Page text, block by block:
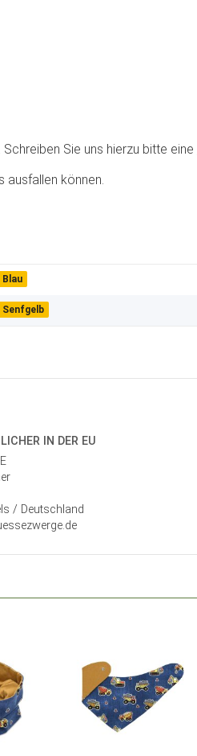
Sie uns hierzu bitte eine
können.
Blau
Senfgelb
IN DER EU
/ Deutschland